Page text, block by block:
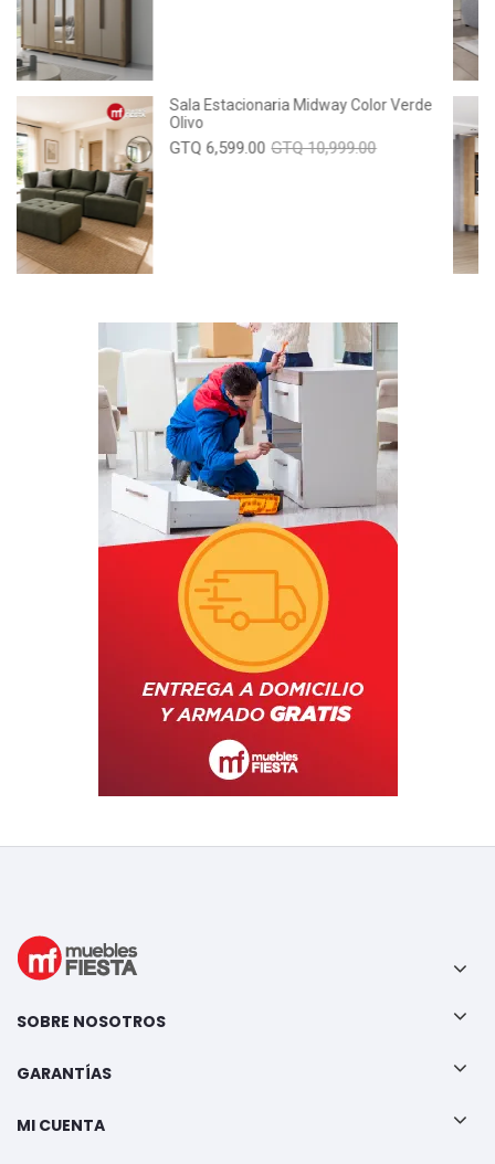
Sala Estacionaria Midway Color Verde
Olivo
GTQ 6,599.00 GTQ 10,999.00
SOBRE NOSOTROS
GARANTÍAS
MI CUENTA